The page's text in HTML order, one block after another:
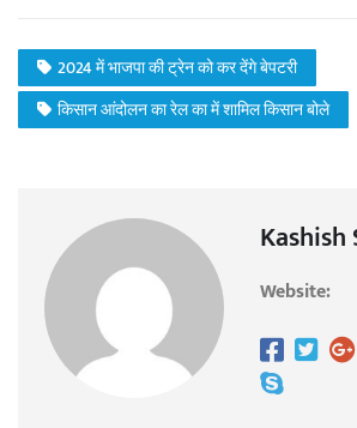
2024 में भाजपा की ट्रेन को कर देंगे बेपटरी
किसान आंदोलन का रेल का में शामिल किसान बोले
Kashish
Website: